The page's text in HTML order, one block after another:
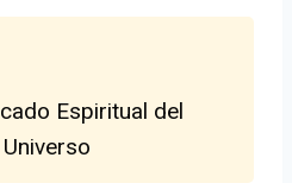
Espiritual del